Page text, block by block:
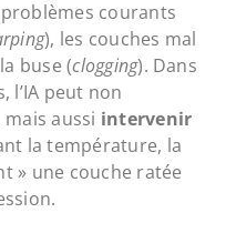
courants
), les couches mal
buse (clogging). Dans
l’IA peut non
aussi intervenir
la température, la
» une couche ratée